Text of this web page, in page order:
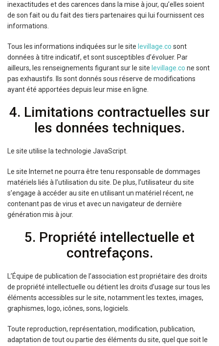
inexactitudes et des carences dans la mise à jour, qu’elles soient
de son fait ou du fait des tiers partenaires qui lui fournissent ces
informations.
Tous les informations indiquées sur le site levillage.co sont
données à titre indicatif, et sont susceptibles d’évoluer. Par
ailleurs, les renseignements figurant sur le site levillage.co ne sont
pas exhaustifs. Ils sont donnés sous réserve de modifications
ayant été apportées depuis leur mise en ligne.
4. Limitations contractuelles sur
les données techniques.
Le site utilise la technologie JavaScript.
Le site Internet ne pourra être tenu responsable de dommages
matériels liés à l’utilisation du site. De plus, l’utilisateur du site
s’engage à accéder au site en utilisant un matériel récent, ne
contenant pas de virus et avec un navigateur de dernière
génération mis à jour.
5. Propriété intellectuelle et
contrefaçons.
L’Équipe de publication de l’association est propriétaire des droits
de propriété intellectuelle ou détient les droits d’usage sur tous les
éléments accessibles sur le site, notamment les textes, images,
graphismes, logo, icônes, sons, logiciels.
Toute reproduction, représentation, modification, publication,
adaptation de tout ou partie des éléments du site, quel que soit le